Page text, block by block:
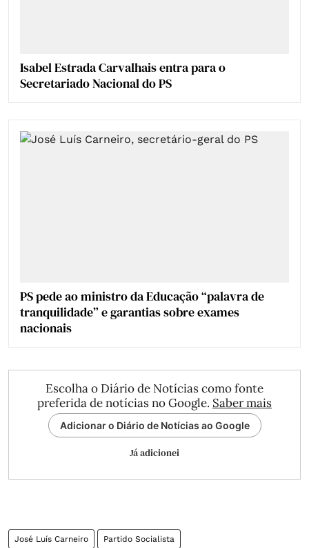
Isabel Estrada Carvalhais entra para o
Secretariado Nacional do PS
PS pede ao ministro da Educação “palavra de
tranquilidade” e garantias sobre exames
nacionais
Escolha o Diário de Notícias como fonte
preferida de notícias no Google. Saber mais
Adicionar o Diário de Notícias ao Google
Já adicionei
José Luís Carneiro Partido Socialista